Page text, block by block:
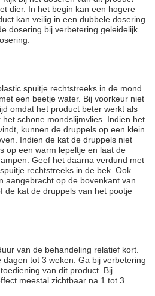
dier. In het begin kan een hogere
kan veilig in een dubbele dosering
dosering bij verbetering geleidelijk
spuitje rechtstreeks in de mond
een beetje water. Bij voorkeur niet
omdat het product beter werkt als
schone mondslijmvlies. Indien het
kunnen de druppels op een klein
Indien de kat de druppels niet
op een warm lepeltje en laat de
Geef het daarna verdund met
rechtstreeks in de bek. Ook
aangebracht op de bovenkant van
de kat de druppels van het pootje
van de behandeling relatief kort.
tot 3 weken. Ga bij verbetering
van dit product. Bij
meestal zichtbaar na 1 tot 3